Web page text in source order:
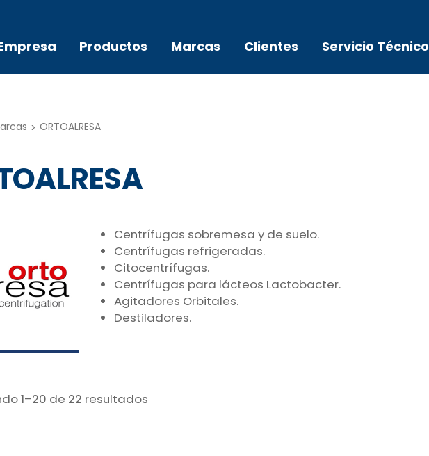
Productos Marcas Clientes Servicio Técnico
ORTOALRESA
Centrífugas sobremesa y de suelo.
Centrífugas refrigeradas.
Citocentrífugas.
Centrífugas para lácteos Lactobacter.
Agitadores Orbitales.
Destiladores.
1–20 de 22 resultados